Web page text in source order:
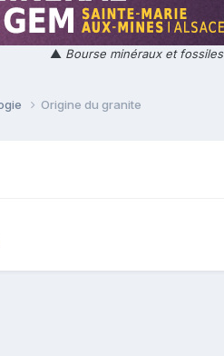
▲ Bourse minéraux et
Origine du granite